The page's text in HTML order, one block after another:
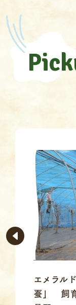
エメラル
蚕」 飼